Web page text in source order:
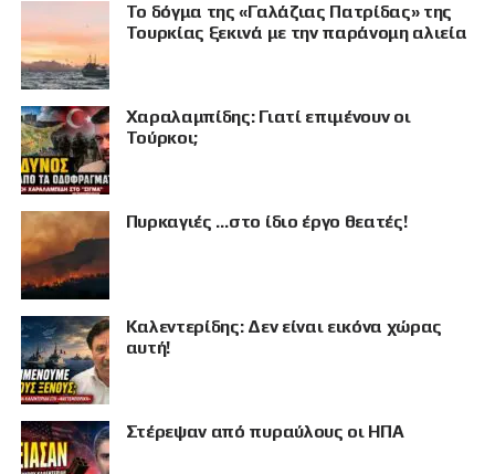
ΠΡΟΒΟΛΗ
Το δόγμα της «Γαλάζιας Πατρίδας» της
Τουρκίας ξεκινά με την παράνομη αλιεία
Χαραλαμπίδης: Γιατί επιμένουν οι
Τούρκοι;
Πυρκαγιές …στο ίδιο έργο θεατές!
Καλεντερίδης: Δεν είναι εικόνα χώρας
αυτή!
Στέρεψαν από πυραύλους οι ΗΠΑ